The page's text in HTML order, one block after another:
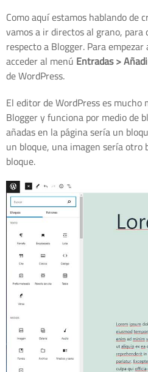
Como aquí estamos hablando de
vamos a ir directos al grano, para
respecto a Blogger. Para
acceder al menú Entradas >
de WordPress.
El editor de WordPress es mucho
Blogger y funciona por medio de
añadas en la página sería un
un bloque, una imagen sería
bloque.